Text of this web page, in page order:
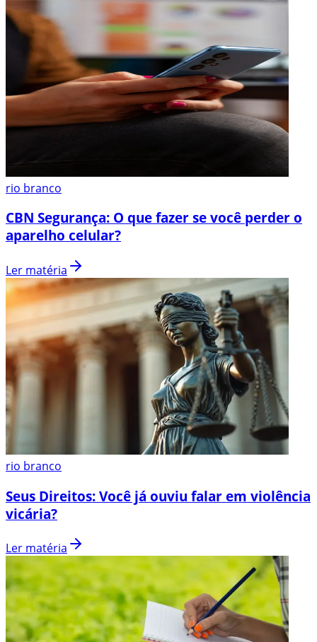
rio branco
CBN Segurança: O que fazer se você perder o
aparelho celular?
Ler matéria
rio branco
Seus Direitos: Você já ouviu falar em violência
vicária?
Ler matéria